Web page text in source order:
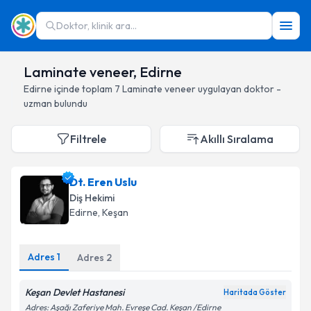
Doktor, klinik ara...
Laminate veneer, Edirne
Edirne içinde toplam 7 Laminate veneeruygulayan doktor -
uzman bulundu
Filtrele Akıllı Sıralama
Dt. Eren Uslu
Diş Hekimi
Edirne, Keşan
Adres 1 Adres 2
Keşan Devlet Hastanesi Haritada Göster
Adres: Aşağı Zaferiye Mah. Evreşe Cad. Keşan /Edirne